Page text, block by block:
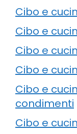
Cibo e
Cibo e
Cibo e
Cibo e
Cibo e
condimenti
Cibo e